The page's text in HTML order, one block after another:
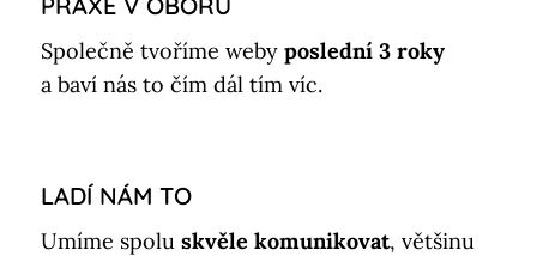
Společně tvoříme weby poslední 3 roky
a baví nás to čím dál tím víc.
LADÍ NÁM TO
Umíme spolu skvěle komunikovat, většinu